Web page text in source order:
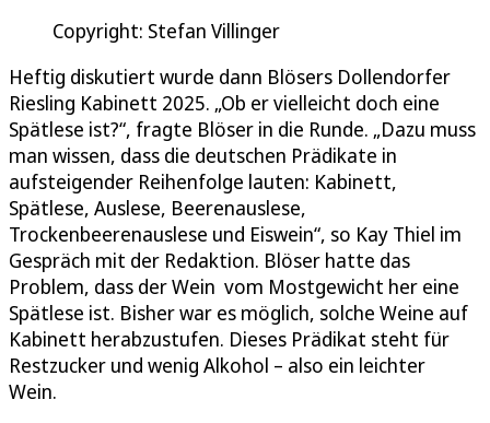
Copyright: Stefan Villinger
Heftig diskutiert wurde dann Blösers Dollendorfer
Riesling Kabinett 2025. „Ob er vielleicht doch eine
Spätlese ist?“, fragte Blöser in die Runde. „Dazu muss
man wissen, dass die deutschen Prädikate in
aufsteigender Reihenfolge lauten: Kabinett,
Spätlese, Auslese, Beerenauslese,
Trockenbeerenauslese und Eiswein“, so Kay Thiel im
Gespräch mit der Redaktion. Blöser hatte das
Problem, dass der Wein vom Mostgewicht her eine
Spätlese ist. Bisher war es möglich, solche Weine auf
Kabinett herabzustufen. Dieses Prädikat steht für
Restzucker und wenig Alkohol – also ein leichter
Wein.